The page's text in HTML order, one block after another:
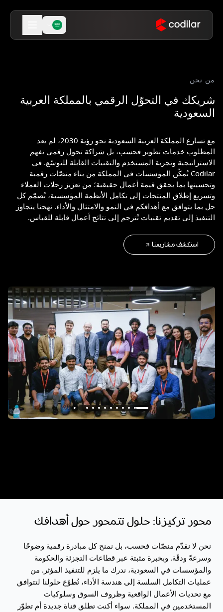
من نحن
شريكك في التحوّل الرقمي بالمملكة العربية
السعودية
مع تسارع المملكة العربية السعودية نحو رؤية 2030، لم يعد
المطلوب خدمات تطوير فحسب، بل شراكة تحول رقمي تفهم
الاستراتيجية وتجربة المستخدم والتقنيات القابلة للتوسّع. في
Codilar نُمكّن المؤسسات في المملكة من بناء منصّات رقمية
وتحسينها بما يحقق قيمة أعمال حقيقية؛ من تعزيز رحلات العملاء
وتسريع إطلاق المنتجات إلى تكامل الأنظمة المؤسسية، نُصمّم كل
حل بما يتوافق مع أهدافكم في النمو والامتثال والأداء. نهجنا يتجاوز
التنفيذ إلى تقديم تقنيات تُترجم إلى نتائج أعمال قابلة للقياس.
استكشف مشاريعنا
محور تركيزنا: حلول تتمحور حول أهدافك
نحن لا نقدّم منصّات فحسب، بل نمنح كل مبادرة رقمية وضوحًا
وسرعةً ودقّة. وبخبرة مثبتة عبر قطاعات التجزئة والحكومة
والمؤسسات في السعودية، ندرك ما يلزم للتنفيذ المؤثر. من
عمليات التكامل السلسة إلى هندسة الأداء، نُطوّع حلولنا لتتوافق
مع تحديات الأعمال الواقعية وظروف السوق وسلوكيات
المستخدمين في المملكة. سواء أكنت تطلق قناة جديدة أم تطوّر